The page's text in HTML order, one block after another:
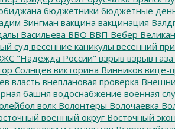
бюджетники бюджетные
Зингман вакцина вакцинация
Васильева ВВО ВВП Вебер Великан
суд весенние каникулы весенний
"Надежда России" взрыв взрыв газа
Солнцев викторина Винников вице-
власть внеплановая проверка
башня водоснабжение военная
волк Волонтеры Волочаевка
военный округ Восточный